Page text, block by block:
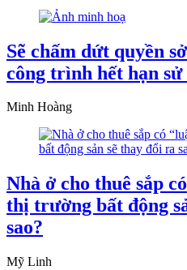
Sẽ chấm dứt quyền
công trình hết hạn sử
Minh Hoàng
Nhà ở cho thuê sắp
thị trường bất động
sao?
Mỹ Linh